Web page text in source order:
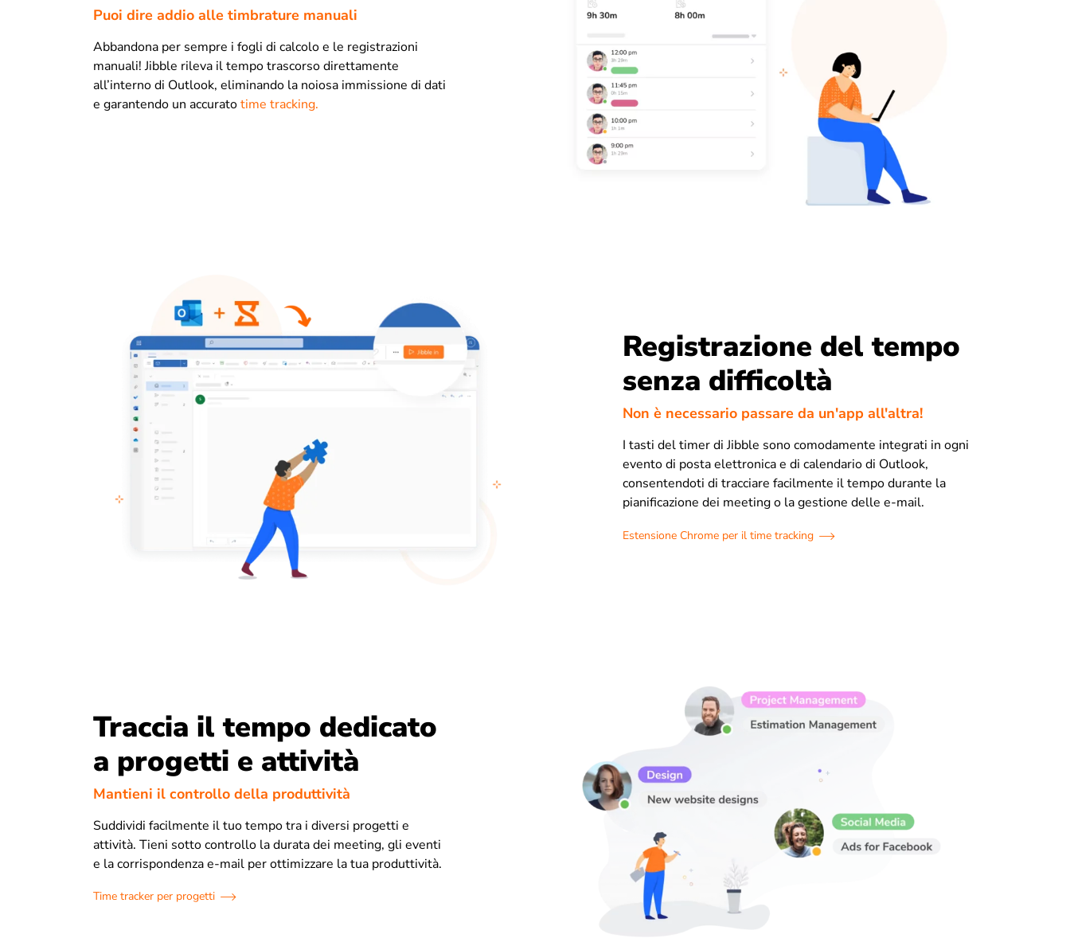
Puoi dire addio alle timbrature manuali
Abbandona per sempre i fogli di calcolo e le registrazioni
manuali! Jibble rileva il tempo trascorso direttamente
all’interno di Outlook, eliminando la noiosa immissione di dati
e garantendo un accuratotime tracking.
Registrazione del tempo
senza difficoltà
Non è necessario passare da un'app all'altra!
I tasti del timer di Jibble sono comodamente integrati in ogni
evento di posta elettronica e di calendario di Outlook,
consentendoti di tracciare facilmente il tempo durante la
pianificazione dei meeting o la gestione delle e-mail.
Estensione Chrome per il time tracking
Traccia il tempo dedicato
a progetti e attività
Mantieni il controllo della produttività
Suddividi facilmente il tuo tempo tra i diversi progetti e
attività. Tieni sotto controllo la durata dei meeting, gli eventi
e la corrispondenza e-mail per ottimizzare la tua produttività.
Time tracker per progetti